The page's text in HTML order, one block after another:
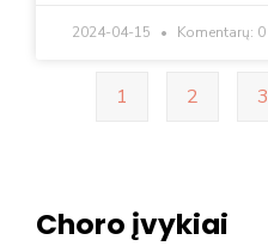
2024-04-15 Komentarų: 0
1 2 3
Choro įvykiai